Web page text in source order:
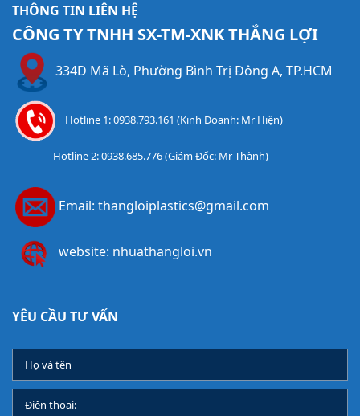
THÔNG TIN LIÊN HỆ
CÔNG TY TNHH SX-TM-XNK THẮNG LỢI
334D Mã Lò, Phường Bình Trị Đông A, TP.HCM
Hotline 1: 0938.793.161 (Kinh Doanh: Mr Hiện)
Hotline 2: 0938.685.776 (Giám Đốc: Mr Thành)
Email: thangloiplastics@gmail.com
website: nhuathangloi.vn
YÊU CẦU TƯ VẤN